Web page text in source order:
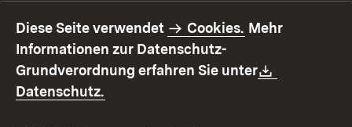
Benutzungshinweise
Erklärung zur
Barrierefreiheit
Kontakt
Fehlerhaften Link melden
Diese Seite verwendet Cookies. Mehr
Informationen zur Datenschutz-
Grundverordnung erfahren Sie unter
Datenschutz.